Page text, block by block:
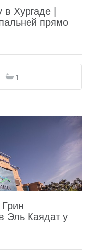
Хургаде |
прямо
1
Эль Каядат у